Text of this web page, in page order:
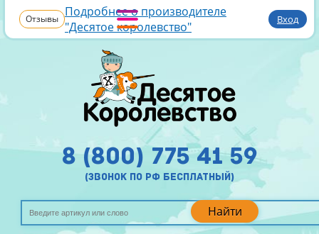
Отзывы Подробнее о производителе
"Десятое королевство"
Вход
Найти
8 (800) 775 41 59
(звонок по рф бесплатный)